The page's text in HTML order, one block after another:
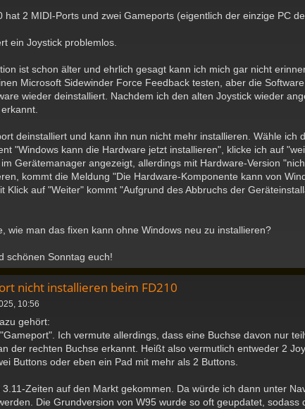
hat 2 MIDI-Ports und zwei Gameports (eigentlich der einzige PC
ein Joystick problemlos.
ist schon älter und ehrlich gesagt kann ich mich gar nicht
Microsoft Sidewinder Force Feedback testen, aber die
wieder deinstalliert. Nachdem ich den alten Joystick wieder
deinstalliert und kann ihn nun nicht mehr installieren. Wähle ich
"Windows kann die Hardware jetzt installieren", klicke ich auf
Gerätemanager angezeigt, allerdings mit Hardware-Version
kommt die Meldung "Die Hardware-Komponente kann von
Klick auf "Weiter" kommt "Aufgrund des Abbruchs der
wie man das fixen kann ohne Windows neu zu installieren?
schönen Sonntag euch!
nicht installieren beim FD210
10:56
gehört:
Ich vermute allerdings, dass eine Buchse davon nur
der rechten Buchse erkannt. Heißt also vermutlich entweder 2
Buttons oder eben ein Pad mit mehr als 2 Buttons.
3.11-Zeiten auf den Markt gekommen. Da würde ich dann unter
Die Grundversion von W95 wurde so oft geupdatet, sodass